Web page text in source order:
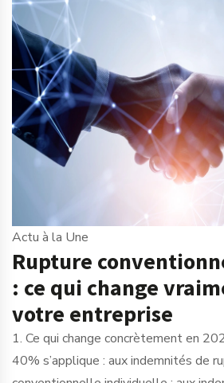
Actu à la Une
Rupture
: ce qui change
votre entreprise
1. Ce qui change concrètement en
40% s’applique : aux indemnités de